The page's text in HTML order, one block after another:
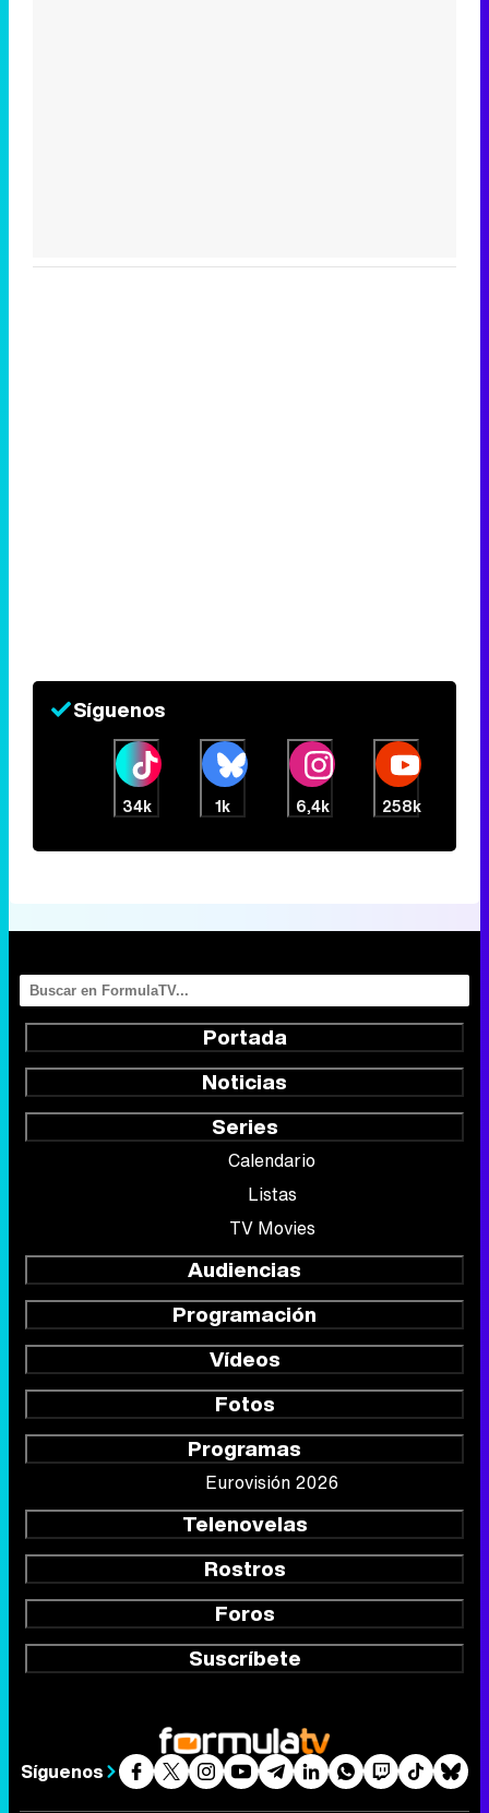
Síguenos
34k 1k 6,4k 258k
Portada
Noticias
Series
Calendario
Listas
TV Movies
Audiencias
Programación
Vídeos
Fotos
Programas
Eurovisión 2026
Telenovelas
Rostros
Foros
Suscríbete
Síguenos